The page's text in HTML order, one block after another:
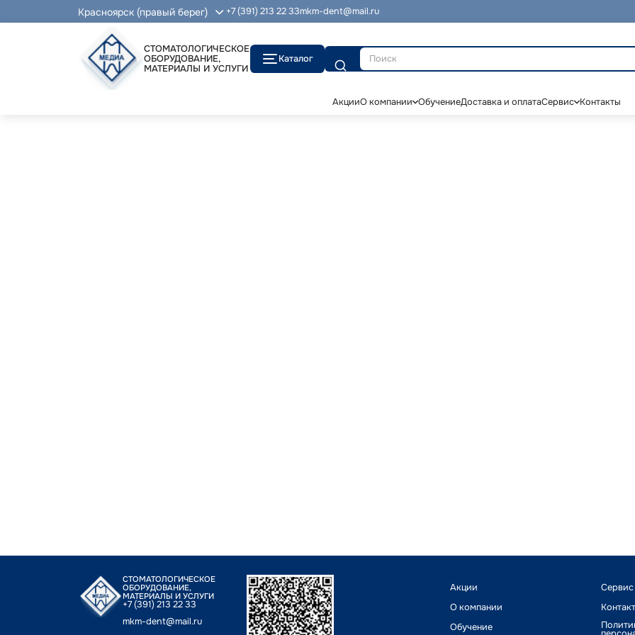
Красноярск (правый берег) +7 (391) 213 22 33mkm-dent@mail.ru
СТОМАТОЛОГИЧЕСКОЕ
ОБОРУДОВАНИЕ,
МАТЕРИАЛЫ И УСЛУГИ
Каталог
Поиск
АкцииО компании ОбучениеДоставка и оплатаСервис Контакты
СТОМАТОЛОГИЧЕСКОЕ
ОБОРУДОВАНИЕ,
МАТЕРИАЛЫ И УСЛУГИ
+7 (391) 213 22 33
mkm-dent@mail.ru
Акции
О компании
Обучение
Сервис